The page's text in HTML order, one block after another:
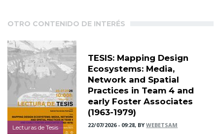
OTRO CONTENIDO DE INTERÉS
Lecturas de Tesis
TESIS: Mapping Design
Ecosystems: Media,
Network and Spatial
Practices in Team 4 and
early Foster Associates
(1963-1979)
22/07/2026 - 09:28, BYWEBETSAM